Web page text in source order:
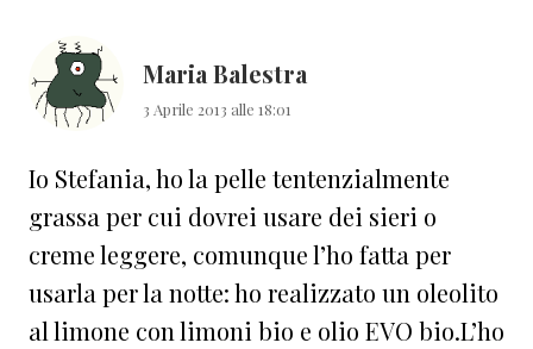
Maria Balestra
3 Aprile 2013 alle 18:01
Io Stefania, ho la pelle tentenzialmente
grassa per cui dovrei usare dei sieri o
creme leggere, comunque l’ho fatta per
usarla per la notte: ho realizzato un oleolito
al limone con limoni bio e olio EVO bio.L’ho